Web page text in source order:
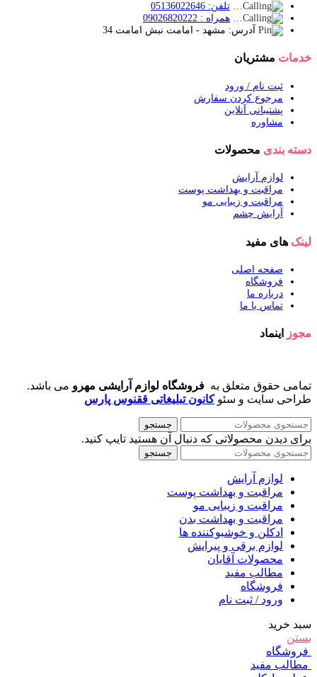
تلفن: 05136022646
همراه : 09026820222
آدرس: مشهد - امامت نبش امامت 34
خدمات مشتریان
ثبت نام / ورود
مرجوع کردن سفارش
پشتیبانی آنلاین
مشاوره
دسته بندی محصولات
لوازم آرایش
مراقبت و بهداشت پوست
مراقبت و زیبایی مو
آرایش چشم
لینک های مفید
صفحه اصلی
فروشگاه
درباره ما
تماس با ما
مجوز اینماد
تمامی حقوق متعلق به فروشگاه لوازم آرایشی مهرو می باشد.
طراحی سایت و سئوکانون تبلیغاتی ققنوس پارس
جستجو
برای دیدن محصولاتی که دنبال آن هستید تایپ کنید.
جستجو
لوازم آرایش
مراقبت و بهداشت پوست
مراقبت و زیبایی مو
مراقبت و بهداشت بدن
ادکلن و خوشبوکننده ها
لوازم برقی و پیرایش
محصولات آقایان
مطالب مفید
فروشگاه
ورود / ثبت نام
سبد خرید
بستن
فروشگاه
مطالب مفید